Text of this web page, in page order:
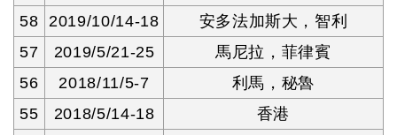
58
2019/10/14-18
安多法加斯大，智利
57
2019/5/21-25
馬尼拉，菲律賓
56
2018/11/5-7
利馬，秘魯
55
2018/5/14-18
香港